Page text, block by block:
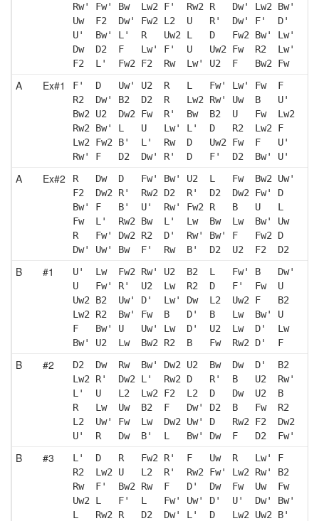
Rw' Fw' Bw  Lw2 F'  Rw2 R   Dw' Lw2 Bw'
Uw  F2  Dw' Fw2 L2  U   R'  Dw' F'  D'
U'  Bw' L'  R   Uw2 L   D   Fw2 Bw' Lw'
Dw  D2  F   Lw' F'  U   Uw2 Fw  R2  Lw'
F2  L'  Fw2 F2  Rw  Lw' U2  F   Bw2 Fw
A Ex#1
F'  D   Uw' U2  R   L   Fw' Lw' Fw  F
R2  Dw' B2  D2  R   Lw2 Rw' Uw  B   U'
Bw2 U2  Dw2 Fw  R'  Bw  B2  U   Fw  Lw2
Rw2 Bw' L   U   Lw' L'  D   R2  Lw2 F
Lw2 Fw2 B'  L'  Rw  D   Uw2 Fw  F   U'
Rw' F   D2  Dw' R'  D   F'  D2  Bw' U'
A Ex#2
R   Dw  D   Fw' Bw' U2  L   Fw  Bw2 Uw'
F2  Dw2 R'  Rw2 D2  R'  D2  Dw2 Fw' D
Bw' F   B'  U'  Rw' Fw2 R   B   U   L
Fw  L'  Rw2 Bw  L'  Lw  Bw  Lw  Bw' Uw
R   Fw' Dw2 R2  D'  Rw' Bw' F   Fw2 D
Dw' Uw' Bw  F'  Rw  B'  D2  U2  F2  D2
B #1
U'  Lw  Fw2 Rw' U2  B2  L   Fw' B   Dw'
U   Fw' R'  U2  Lw  R2  D   F'  Fw  U
Uw2 B2  Uw' D'  Lw' Dw  L2  Uw2 F   B2
Lw2 R2  Bw' Fw  B   D'  B   Lw  Bw' U
F   Bw' U   Uw' Lw  D'  U2  Lw  D'  Lw
Bw' U2  Lw  Bw2 R2  B   Fw  Rw2 D'  F
B #2
D2  Dw  Rw  Bw' Dw2 U2  Bw  Dw  D'  B2
Lw2 R'  Dw2 L'  Rw2 D   R'  B   U2  Rw'
L'  U   L2  Lw2 F2  L2  D   Dw  U2  B
R   Lw  Uw  B2  F   Dw' D2  B   Fw  R2
L2  Uw' Fw  Lw  Dw2 Uw' D   Rw2 F2  Dw2
U'  R   Dw  B'  L   Bw' Dw  F   D2  Fw'
B #3
L'  D   R   Fw2 R'  F   Uw  R   Lw' F
R2  Lw2 U   L2  R'  Rw2 Fw' Lw2 Rw' B2
Rw  F'  Bw2 Rw  F   D'  Dw  Fw  Uw  Fw
Uw2 L   F'  L   Fw' Uw' D'  U'  Dw' Bw'
L   Rw2 R   D2  Dw' L'  D   Lw2 Uw2 B'